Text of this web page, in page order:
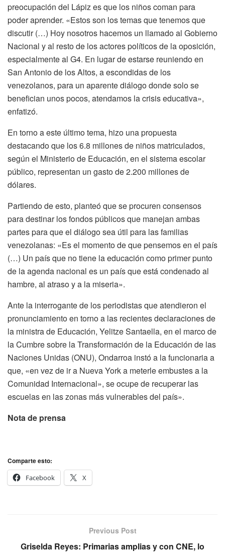
preocupación del Lápiz es que los niños coman para
poder aprender. «Estos son los temas que tenemos que
discutir (…) Hoy nosotros hacemos un llamado al Gobierno
Nacional y al resto de los actores políticos de la oposición,
especialmente al G4. En lugar de estarse reuniendo en
San Antonio de los Altos, a escondidas de los
venezolanos, para un aparente diálogo donde solo se
benefician unos pocos, atendamos la crisis educativa»,
enfatizó.
En torno a este último tema, hizo una propuesta
destacando que los 6.8 millones de niños matriculados,
según el Ministerio de Educación, en el sistema escolar
público, representan un gasto de 2.200 millones de
dólares.
Partiendo de esto, planteó que se procuren consensos
para destinar los fondos públicos que manejan ambas
partes para que el diálogo sea útil para las familias
venezolanas: «Es el momento de que pensemos en el país
(…) Un país que no tiene la educación como primer punto
de la agenda nacional es un país que está condenado al
hambre, al atraso y a la miseria».
Ante la interrogante de los periodistas que atendieron el
pronunciamiento en torno a las recientes declaraciones de
la ministra de Educación, Yelitze Santaella, en el marco de
la Cumbre sobre la Transformación de la Educación de las
Naciones Unidas (ONU), Ondarroa instó a la funcionaria a
que, «en vez de ir a Nueva York a meterle embustes a la
Comunidad Internacional», se ocupe de recuperar las
escuelas en las zonas más vulnerables del país».
Nota de prensa
Comparte esto:
Facebook
X
Previous Post
Griselda Reyes: Primarias amplias y con CNE, lo